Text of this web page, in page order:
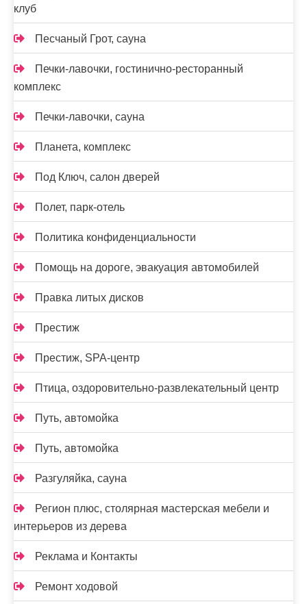
клуб
Песчаный Грот, сауна
Печки-лавочки, гостинично-ресторанный
комплекс
Печки-лавочки, сауна
Планета, комплекс
Под Ключ, салон дверей
Полет, парк-отель
Политика конфиденциальности
Помощь на дороге, эвакуация автомобилей
Правка литых дисков
Престиж
Престиж, SPA-центр
Птица, оздоровительно-развлекательный центр
Путь, автомойка
Путь, автомойка
Разгуляйка, сауна
Регион плюс, столярная мастерская мебели и
интерьеров из дерева
Реклама и Контакты
Ремонт ходовой